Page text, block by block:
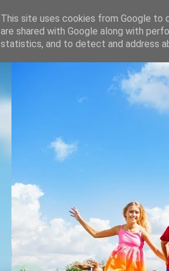
This site uses cookies from Google to
are shared with Google along with
statistics, and to detect and address